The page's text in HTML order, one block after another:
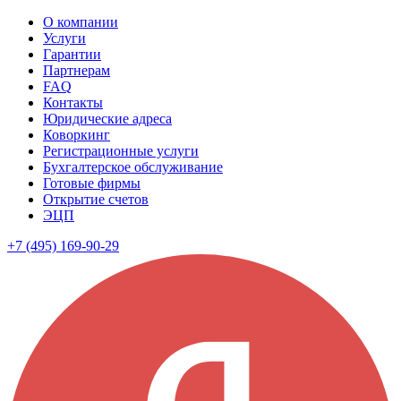
О компании
Услуги
Гарантии
Партнерам
FAQ
Контакты
Юридические адреса
Коворкинг
Регистрационные услуги
Бухгалтерское обслуживание
Готовые фирмы
Открытие счетов
ЭЦП
+7 (495) 169-90-29